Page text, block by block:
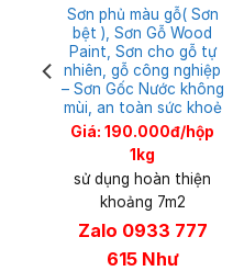
Sơn phủ màu gỗ( Sơn
bệt ), Sơn Gỗ Wood
Paint, Sơn cho gỗ tự
nhiên, gỗ công nghiệp
– Sơn Gốc Nước không
mùi, an toàn sức khoẻ
Giá: 190.000đ/hộp
1kg
sử dụng hoàn thiện
khoảng 7m2
Zalo 0933 777
615 Như